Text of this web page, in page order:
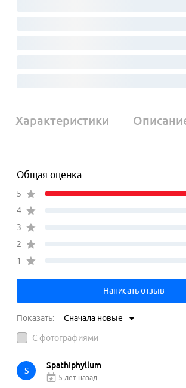
Характеристики
Показать: Сначала новые
С фотографиями
S
Spathiphyllum
5 лет назад
Общая оценка
5
4
3
2
1
Написать отзыв